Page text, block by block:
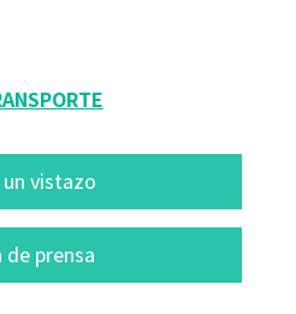
un vistazo
de prensa